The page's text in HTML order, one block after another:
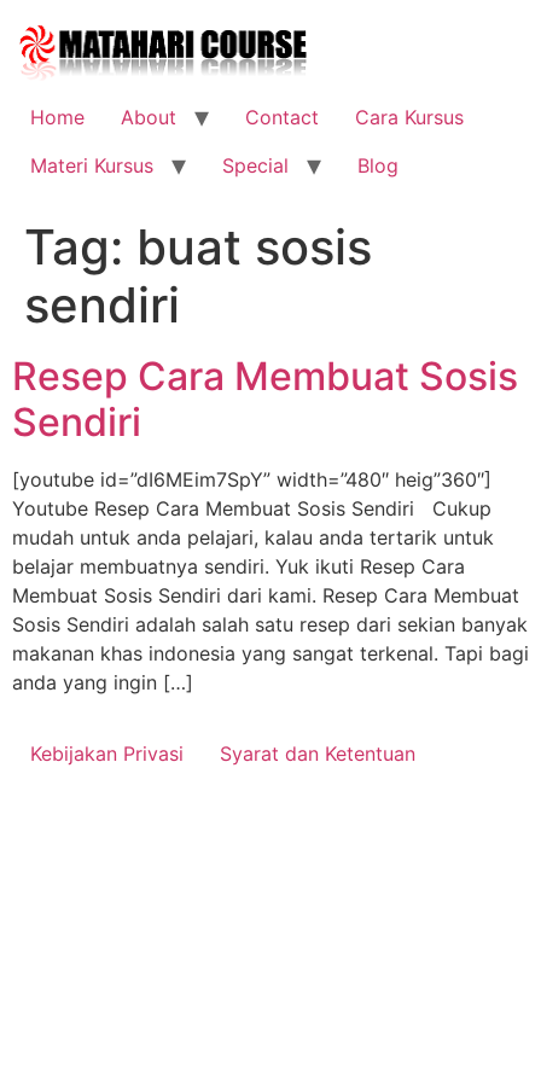
content
Home
About Contact
Cara Kursus
Materi Kursus
Special Blog
Tag: buat sosis
sendiri
Resep Cara Membuat Sosis
Sendiri
[youtube id=”dI6MEim7SpY” width=”480″ heig”360″]
Youtube Resep Cara Membuat Sosis Sendiri Cukup
mudah untuk anda pelajari, kalau anda tertarik untuk
belajar membuatnya sendiri. Yuk ikuti Resep Cara
Membuat Sosis Sendiri dari kami. Resep Cara Membuat
Sosis Sendiri adalah salah satu resep dari sekian banyak
makanan khas indonesia yang sangat terkenal. Tapi bagi
anda yang ingin […]
Kebijakan Privasi Syarat dan Ketentuan